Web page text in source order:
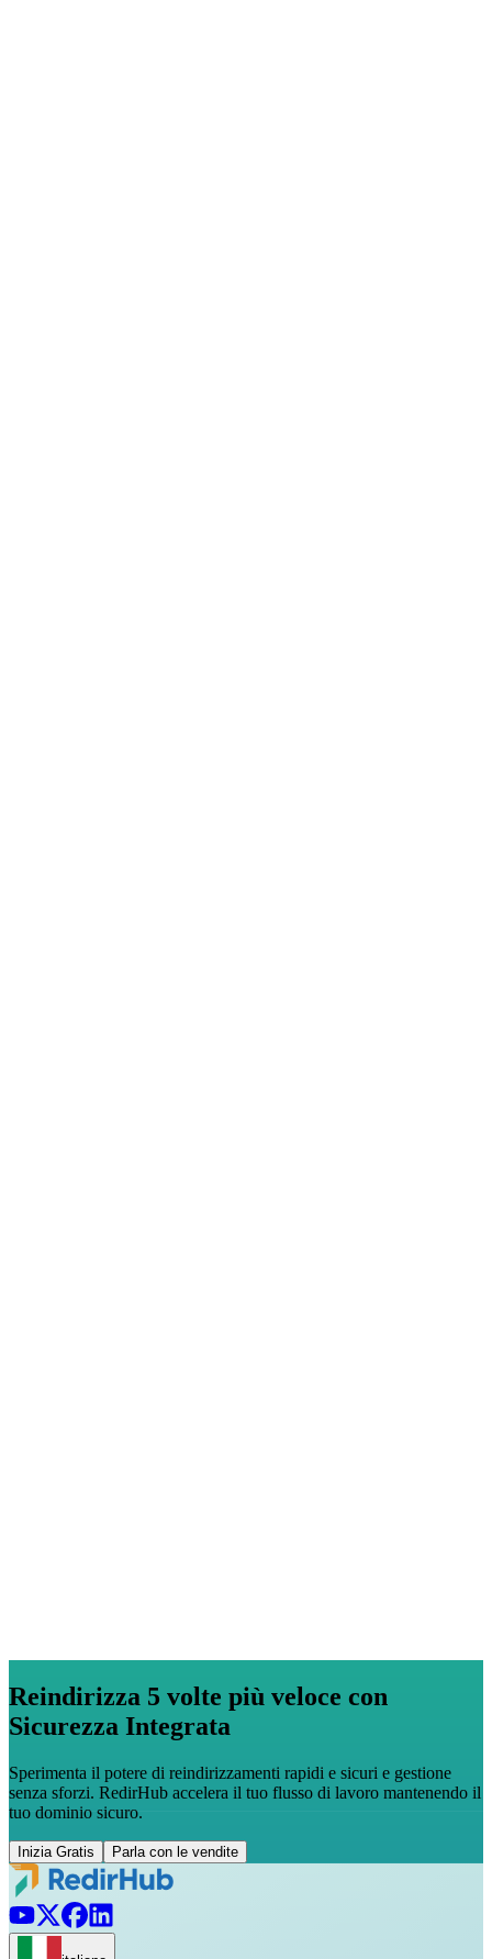
Reindirizza 5 volte più veloce con
Sicurezza Integrata
Sperimenta il potere di reindirizzamenti rapidi e sicuri e gestione
senza sforzi. RedirHub accelera il tuo flusso di lavoro mantenendo il
tuo dominio sicuro.
Inizia Gratis Parla con le vendite